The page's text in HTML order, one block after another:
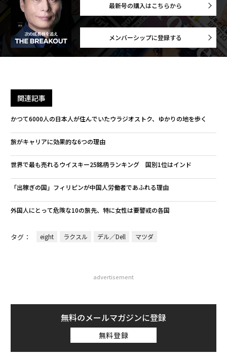
最新号の購入はこちらから
メンバーシップに登録する
関連記事
かつて6000人の日本人が住んでいたウラジオストク、ゆかりの地を歩く
旅がキャリアに効果的な6つの理由
世界で最も売れるウイスキー25銘柄ランキング 国別1位はインド
「出稼ぎの国」フィリピンが中国人労働者であふれる理由
外国人にとって危険な10の旅先、特に女性は要警戒の各国
タグ： eight ラクスル デル／Dell マツダ
advertisement
無料のメールマガジンに登録
無料登録